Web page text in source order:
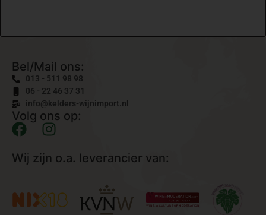
Bel/Mail ons:
013 - 511 98 98
06 - 22 46 37 31
info@kelders-wijnimport.nl
Volg ons op:
Wij zijn o.a. leverancier van: